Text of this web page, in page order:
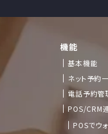
機能
基本機能
ネット予約
電話予約管
POS/CRM
POSでウ